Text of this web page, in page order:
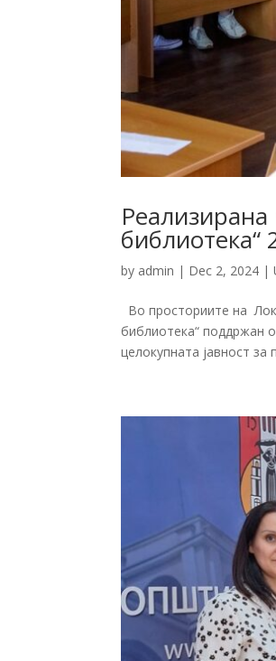
библиотека“
by admin | Dec 2, 2024 |
Во просториите на
библиотека“ поддржан
целокупната јавност